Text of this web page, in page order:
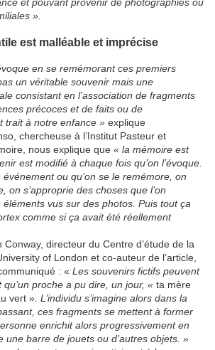
».
est malléable et imprécise
en se remémorant ces premiers
un véritable souvenir mais une
consistant en l’association de fragments
précoces et de faits ou de
trait à notre enfance » explique
chercheuse à l’Institut Pasteur et
nous explique que « la mémoire est
est modifié à chaque fois qu’on l’évoque.
événement ou qu’on se le remémore, on
on s’approprie des choses que l’on
vus sur des photos. Puis tout ça
comme si ça avait été réellement
directeur du Centre d’étude de la
of London et co-auteur de l’article,
: « Les souvenirs fictifs peuvent
qu’un proche a pu dire, un jour, « ta mère
vert » . L’individu s’imagine alors dans la
ces fragments se mettent à former
enrichit alors progressivement en
une barre de jouets ou d’autres objets. »